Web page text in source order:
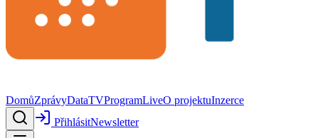
DomůZprávyDataTVProgramLiveO projektuInzerce
PřihlásitNewsletter